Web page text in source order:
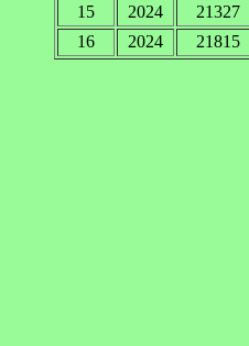
15
2024 21327
16
2024 21815